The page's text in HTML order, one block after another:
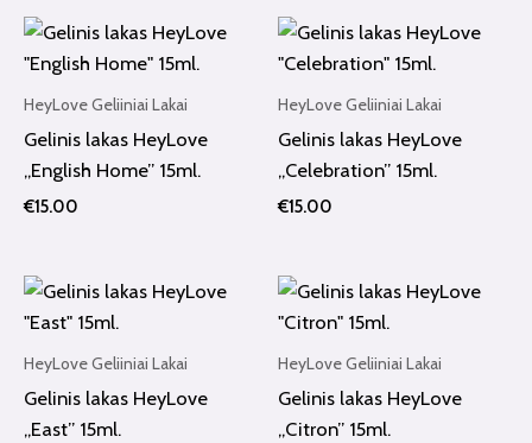
HeyLove Geliiniai Lakai
Gelinis lakas HeyLove
„English Home” 15ml.
€15.00
HeyLove Geliiniai Lakai
Gelinis lakas HeyLove
„Celebration” 15ml.
€15.00
HeyLove Geliiniai Lakai
Gelinis lakas HeyLove
„East” 15ml.
HeyLove Geliiniai Lakai
Gelinis lakas HeyLove
„Citron” 15ml.